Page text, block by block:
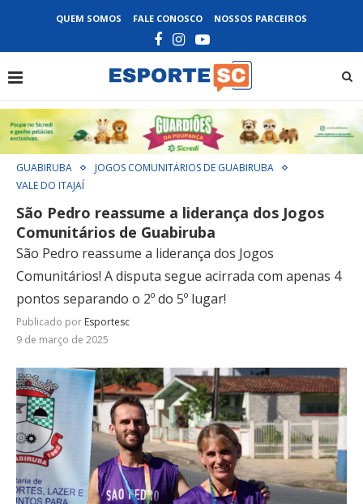
QUEM SOMOS FALE CONOSCO NOSSOS PARCEIROS
GUABIRUBA
JOGOS COMUNITÁRIOS DE GUABIRUBA
VALE DO ITAJAÍ
São Pedro reassume a liderança dos Jogos
Comunitários de Guabiruba
São Pedro reassume a liderança dos Jogos
Comunitários! A disputa segue acirrada com apenas 4
pontos separando o 2º do 5º lugar!
Publicado por Esportesc
9 de março de 2025